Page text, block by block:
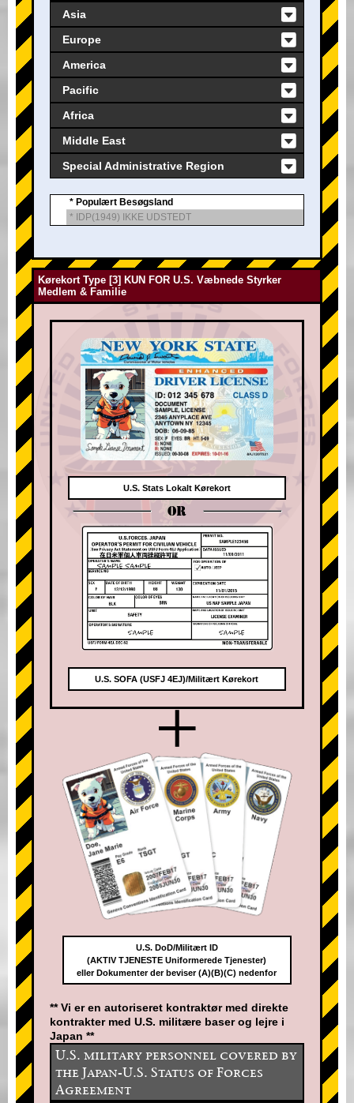
Asia
Europe
America
Pacific
Africa
Middle East
Special Administrative Region
* Populært Besøgsland
* IDP(1949) IKKE UDSTEDT
Kørekort Type [3] KUN FOR U.S. Væbnede Styrker
Medlem & Familie
U.S. Stats Lokalt Kørekort
OR
U.S. SOFA (USFJ 4EJ)/Militært Kørekort
+
U.S. DoD/Militært ID
(AKTIV TJENESTE Uniformerede Tjenester)
eller Dokumenter der beviser (A)(B)(C) nedenfor
** Vi er en autoriseret kontraktør med direkte
kontrakter med U.S. militære baser og lejre i
Japan **
U.S. military personnel covered by
the Japan-U.S. Status of Forces
Agreement